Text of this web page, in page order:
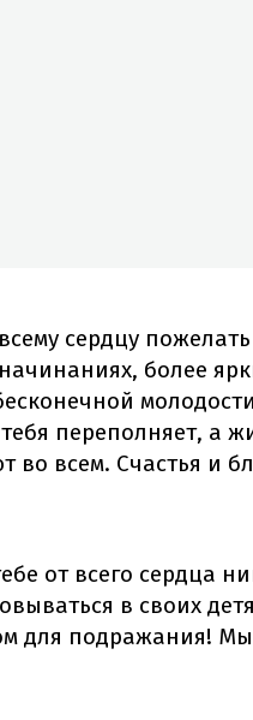
сердцу
более
переполняет, а
во всем. Счастья и
от всего сердца
в своих
для подражания!